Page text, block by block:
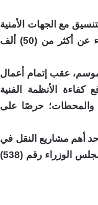
مع الجهات الأمنية
والخدمية، كما يسهم في خفض الازدحام المروري من خلال الاستغناء عن أكثر من (50) ألف
عقب إتمام أعمال
إلى جانب رفع كفاءة الأنظمة الفنية
والمحطات؛ حرصًا على
الذي دخل الخدمة عام 2010م، يُعد أحد أهم مشاريع النقل في
الحج، وقد انتقلت مسؤولية تشغيله وصيانته إلى “سار” بموجب قرار مجلس الوزراء رقم (538)